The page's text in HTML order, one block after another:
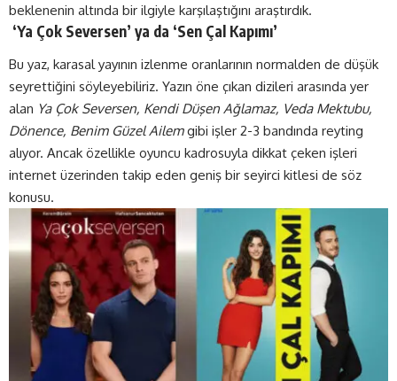
beklenenin altında bir ilgiyle karşılaştığını araştırdık.
‘Ya Çok Seversen’ ya da ‘Sen Çal Kapımı’
Bu yaz, karasal yayının izlenme oranlarının normalden de düşük
seyrettiğini söyleyebiliriz. Yazın öne çıkan dizileri arasında yer
alan Ya Çok Seversen, Kendi Düşen Ağlamaz, Veda Mektubu,
Dönence, Benim Güzel Ailemgibi işler 2-3 bandında reyting
alıyor. Ancak özellikle oyuncu kadrosuyla dikkat çeken işleri
internet üzerinden takip eden geniş bir seyirci kitlesi de söz
konusu.